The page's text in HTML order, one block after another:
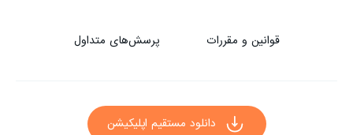
قوانین و مقررات پرسش‌های متداول
دانلود مستقیم اپلیکیشن